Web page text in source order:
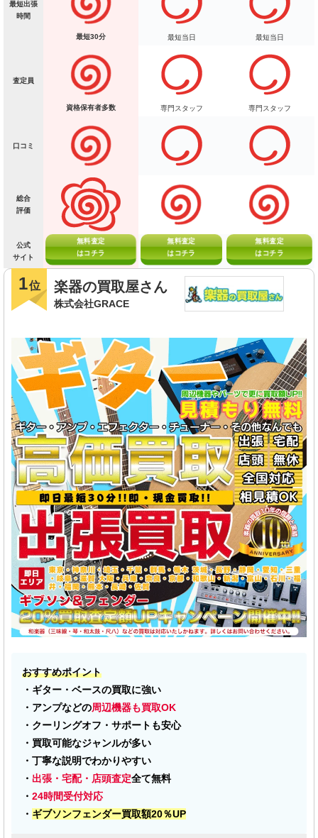
最短出張
時間
最短30分 最短当日 最短当日
査定員
資格保有者多数 専門スタッフ 専門スタッフ
口コミ
総合
評価
公式
サイト
無料査定
はコチラ
無料査定
はコチラ
無料査定
はコチラ
1 位 楽器の買取屋さん
株式会社GRACE
おすすめポイント
・ギター・ベースの買取に強い
・アンプなどの周辺機器も買取OK
・クーリングオフ・サポートも安心
・買取可能なジャンルが多い
・丁寧な説明でわかりやすい
・ 出張・宅配・店頭査定全て無料
・ 24時間受付対応
・ ギブソンフェンダー買取額20％UP